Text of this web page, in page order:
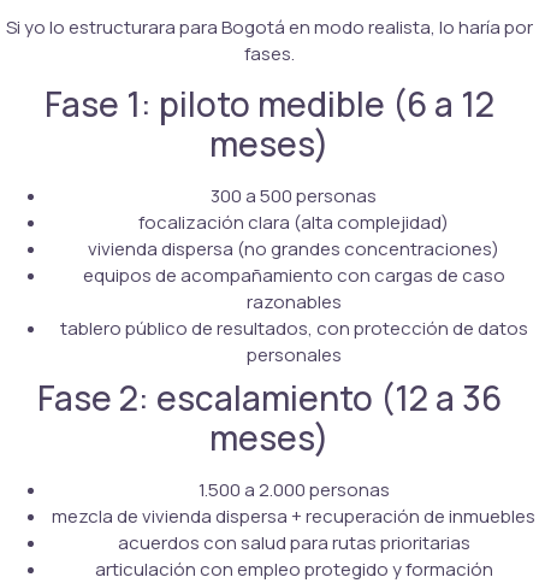
Si yo lo estructurara para Bogotá en modo realista, lo haría por
fases.
Fase 1: piloto medible (6 a 12
meses)
300 a 500 personas
focalización clara (alta complejidad)
vivienda dispersa (no grandes concentraciones)
equipos de acompañamiento con cargas de caso
razonables
tablero público de resultados, con protección de datos
personales
Fase 2: escalamiento (12 a 36
meses)
1.500 a 2.000 personas
mezcla de vivienda dispersa + recuperación de inmuebles
acuerdos con salud para rutas prioritarias
articulación con empleo protegido y formación